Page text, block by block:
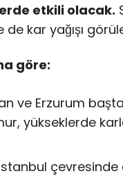
etkili olacak.
kar yağışı
göre:
ve Erzurum
yükseklerde
çevresinde